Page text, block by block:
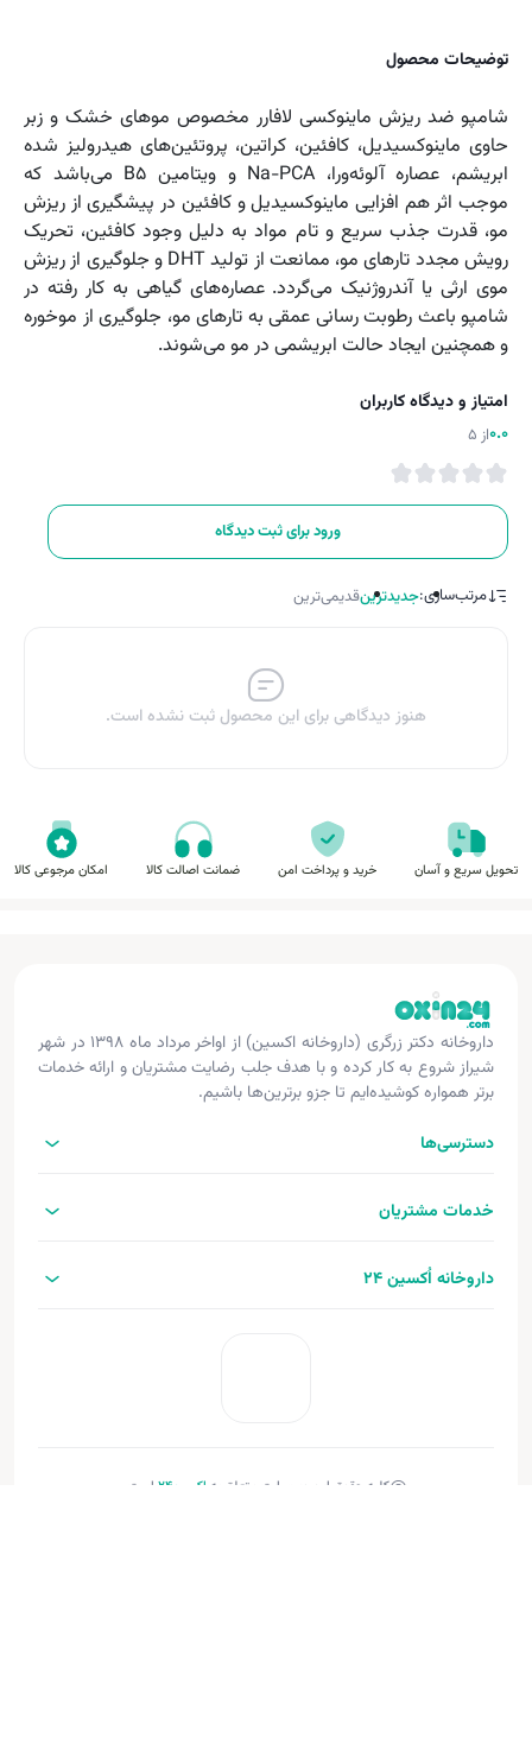
توضیحات محصول
شامپو ضد ریزش ماینوکسی لافارر مخصوص موهای خشک و زبر
حاوی ماینوکسیدیل، کافئین، کراتین، پروتئین‌های هیدرولیز شده
ابریشم، عصاره آلوئه‌ورا، Na-PCA و ویتامین B5 می‌باشد که
موجب اثر هم افزایی ماینوکسیدیل و کافئین در پیشگیری از ریزش
مو، قدرت جذب سریع و تام مواد به دلیل وجود کافئین، تحریک
رویش مجدد تارهای مو، ممانعت از تولید DHT و جلوگیری از ریزش
موی ارثی یا آندروژنیک می‌گردد. عصاره‌های گیاهی به کار رفته در
شامپو باعث رطوبت رسانی عمقی به تارهای مو، جلوگیری از موخوره
و همچنین ایجاد حالت ابریشمی در مو می‌‌شوند.
امتیاز و دیدگاه کاربران
0.0از 5
ورود برای ثبت دیدگاه
مرتب‌سازی:جدیدترینقدیمی‌ترین
هنوز دیدگاهی برای این محصول ثبت نشده است.
تحویل سریع و آسان خرید و پرداخت امن ضمانت اصالت کالا امکان مرجوعی کالا
داروخانه دکتر زرگری (داروخانه اکسین) از اواخر مرداد ماه ۱۳۹۸ در شهر
شیراز شروع به کار کرده و با هدف جلب رضایت مشتریان و ارائه خدمات
برتر همواره کوشیده‌ایم تا جزو برترین‌ها باشیم.
دسترسی‌ها
خدمات مشتریان
داروخانه اُکسین 24
کلیه حقوق این وب‌سایت متعلق به اکسین‌24
است.